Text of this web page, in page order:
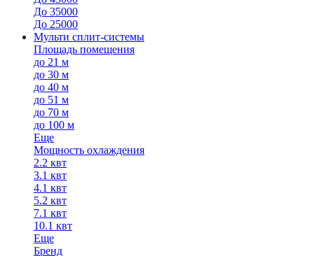
До 35000
До 25000
Мульти сплит-системы
Площадь помещения
до 21 м
до 30 м
до 40 м
до 51 м
до 70 м
до 100 м
Еще
Мощность охлаждения
2.2 квт
3.1 квт
4.1 квт
5.2 квт
7.1 квт
10.1 квт
Еще
Бренд